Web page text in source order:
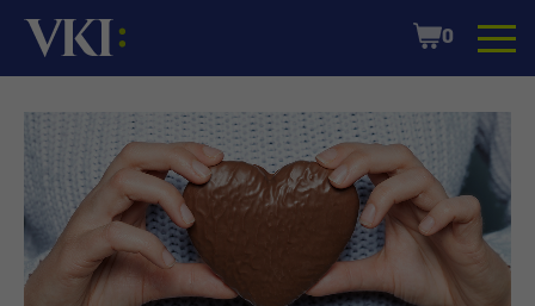
Startseite
Shopping
Cart
0